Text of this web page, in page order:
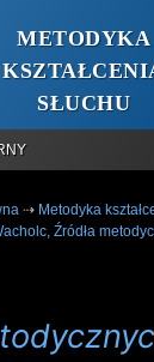
METODYKA
SŁUCHU
⇢ Metodyka
Źródła